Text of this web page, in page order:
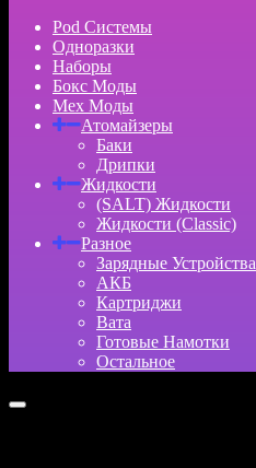
Pod Системы
Одноразки
Наборы
Бокс Моды
Мех Моды
Атомайзеры
Баки
Дрипки
Жидкости
(SALT) Жидкости
Жидкости (Classic)
Разное
Зарядные Устройства
АКБ
Картриджи
Вата
Готовые Намотки
Остальное